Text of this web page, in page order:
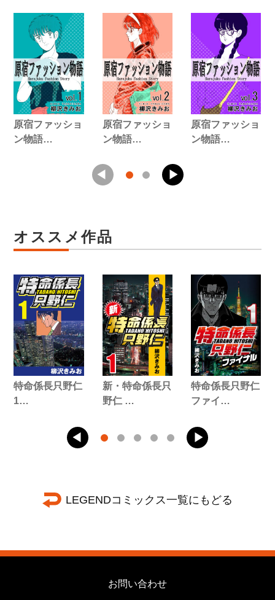
原宿ファッショ
ン物語…
原宿ファッショ
ン物語…
原宿ファッショ
ン物語…
オススメ作品
特命係長只野仁
1…
新・特命係長只
野仁 …
特命係長只野仁
ファイ…
LEGENDコミックス一覧にもどる
お問い合わせ